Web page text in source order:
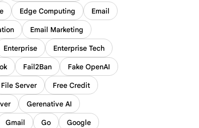
Edge Computing Email
Email Marketing
Enterprise Enterprise Tech
Fail2Ban Fake OpenAI
File Server Free Credit
Gerenative AI
Gmail Go Google